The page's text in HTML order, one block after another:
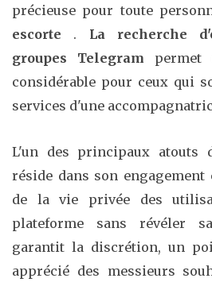
précieuse pour toute
escorte . La recherche
groupes Telegram permet
considérable pour ceux qui
services d'une
L'un des principaux atouts
réside dans son
de la vie privée des
plateforme sans révéler
garantit la discrétion, un
apprécié des messieurs